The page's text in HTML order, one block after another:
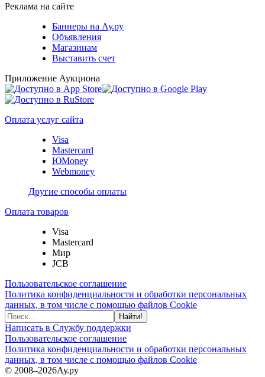
Реклама на сайте
Баннеры на Ау.ру
Объявления
Магазинам
Выставить счет
Приложение Аукциона
Оплата услуг сайта
Visa
Mastercard
ЮMoney
Webmoney
Другие способы оплаты
Оплата товаров
Visa
Mastercard
Мир
JCB
Пользовательское соглашение
Политика конфиденциальности и обработки персональных
данных, в том числе с помощью файлов Cookie
Найти!
Написать в Службу поддержки
Пользовательское соглашение
Политика конфиденциальности и обработки персональных
данных, в том числе с помощью файлов Cookie
© 2008–2026Ау.ру